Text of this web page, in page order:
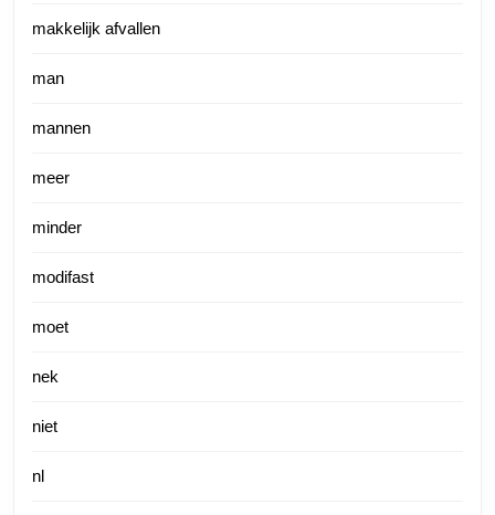
makkelijk afvallen
man
mannen
meer
minder
modifast
moet
nek
niet
nl